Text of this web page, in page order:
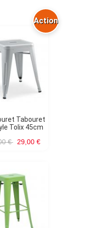
Tolix 45cm
Action
€ 29,00 €